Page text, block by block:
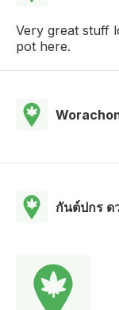
Very great stuff
pot here.
กันต์ปกร ด